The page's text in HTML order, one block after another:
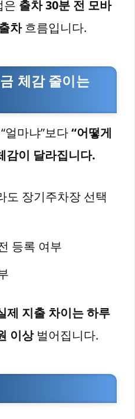
은 출차 30분 전 모바
차흐름입니다.
체감 줄이는
얼마냐”보다“어떻게
감이 달라집니다.
도 장기주차장 선택
등록 여부
제 지출 차이는 하루
이상벌어집니다.